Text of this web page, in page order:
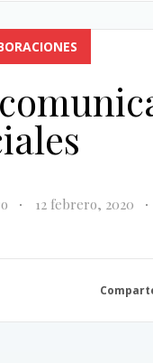
12 febrero, 2020